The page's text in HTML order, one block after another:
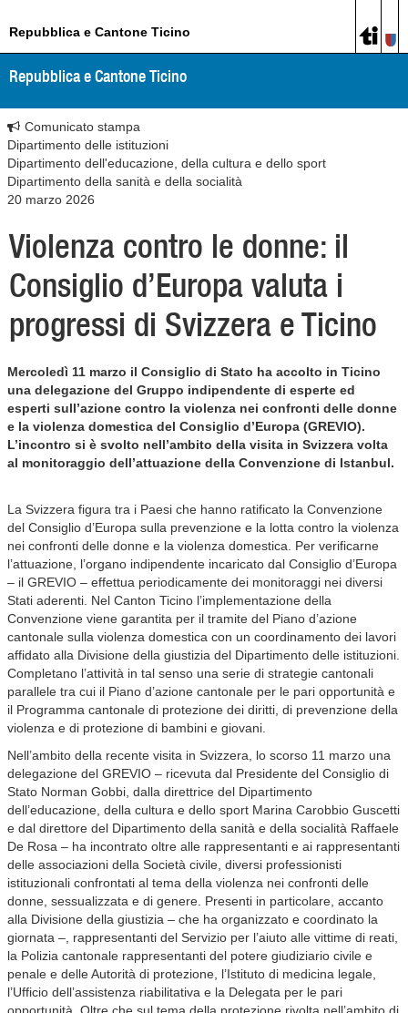
Repubblica e Cantone Ticino
Repubblica e Cantone Ticino
Comunicato stampa
Dipartimento delle istituzioni
Dipartimento dell'educazione, della cultura e dello sport
Dipartimento della sanità e della socialità
20 marzo 2026
Violenza contro le donne: il
Consiglio d’Europa valuta i
progressi di Svizzera e Ticino
Mercoledì 11 marzo il Consiglio di Stato ha accolto in Ticino
una delegazione del Gruppo indipendente di esperte ed
esperti sull’azione contro la violenza nei confronti delle donne
e la violenza domestica del Consiglio d’Europa (GREVIO).
L’incontro si è svolto nell’ambito della visita in Svizzera volta
al monitoraggio dell’attuazione della Convenzione di Istanbul.
La Svizzera figura tra i Paesi che hanno ratificato la Convenzione
del Consiglio d’Europa sulla prevenzione e la lotta contro la violenza
nei confronti delle donne e la violenza domestica. Per verificarne
l’attuazione, l’organo indipendente incaricato dal Consiglio d’Europa
– il GREVIO – effettua periodicamente dei monitoraggi nei diversi
Stati aderenti. Nel Canton Ticino l’implementazione della
Convenzione viene garantita per il tramite del Piano d’azione
cantonale sulla violenza domestica con un coordinamento dei lavori
affidato alla Divisione della giustizia del Dipartimento delle istituzioni.
Completano l’attività in tal senso una serie di strategie cantonali
parallele tra cui il Piano d’azione cantonale per le pari opportunità e
il Programma cantonale di protezione dei diritti, di prevenzione della
violenza e di protezione di bambini e giovani.
Nell’ambito della recente visita in Svizzera, lo scorso 11 marzo una
delegazione del GREVIO – ricevuta dal Presidente del Consiglio di
Stato Norman Gobbi, dalla direttrice del Dipartimento
dell’educazione, della cultura e dello sport Marina Carobbio Guscetti
e dal direttore del Dipartimento della sanità e della socialità Raffaele
De Rosa – ha incontrato oltre alle rappresentanti e ai rappresentanti
delle associazioni della Società civile, diversi professionisti
istituzionali confrontati al tema della violenza nei confronti delle
donne, sessualizzata e di genere. Presenti in particolare, accanto
alla Divisione della giustizia – che ha organizzato e coordinato la
giornata –, rappresentanti del Servizio per l’aiuto alle vittime di reati,
la Polizia cantonale rappresentanti del potere giudiziario civile e
penale e delle Autorità di protezione, l’Istituto di medicina legale,
l’Ufficio dell’assistenza riabilitativa e la Delegata per le pari